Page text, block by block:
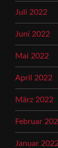
Juli 2022
Juni 2022
Mai 2022
April 2022
März 2022
Februar
Januar